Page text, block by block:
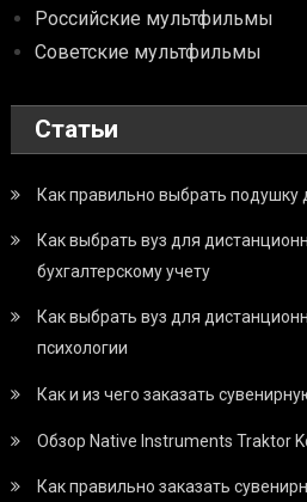
Российские мультфильмы
Советские мультфильмы
Статьи
Как правильно выбрать подушку
Как выбрать вуз для
бухгалтерскому учету
Как выбрать вуз для
психологии
Как и из чего заказать
Обзор Native Instruments Traktor
Как правильно заказать